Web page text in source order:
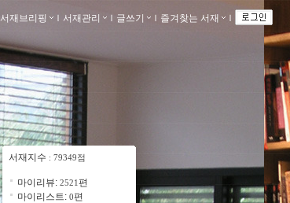
서재브리핑 ｌ 서재관리 ｌ 글쓰기 ｌ 즐겨찾는 서재 ｌ
서재지수 : 79349점
마이리뷰: 2521편
마이리스트: 0편